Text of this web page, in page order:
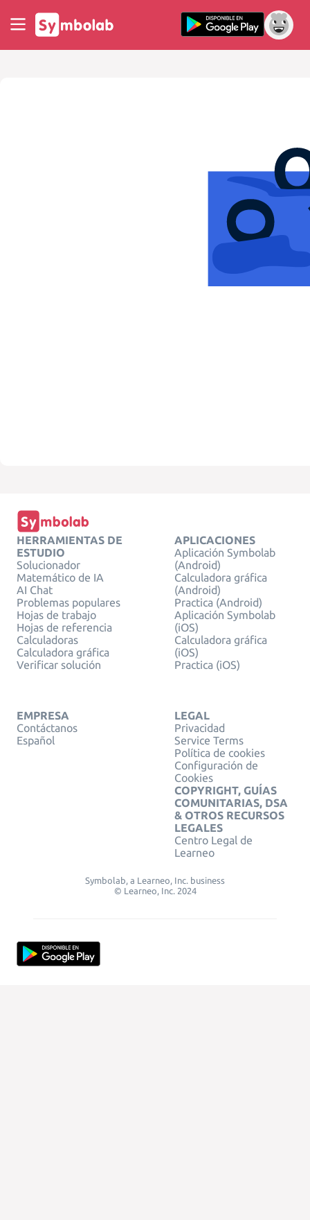
HERRAMIENTAS DE
ESTUDIO
Solucionador
Matemático de IA
AI Chat
Problemas populares
Hojas de trabajo
Hojas de referencia
Calculadoras
Calculadora gráfica
Verificar solución
APLICACIONES
Aplicación Symbolab
(Android)
Calculadora gráfica
(Android)
Practica (Android)
Aplicación Symbolab
(iOS)
Calculadora gráfica
(iOS)
Practica (iOS)
EMPRESA
Contáctanos
Español
LEGAL
Privacidad
Service Terms
Política de cookies
Configuración de
Cookies
COPYRIGHT, GUÍAS
COMUNITARIAS, DSA
& OTROS RECURSOS
LEGALES
Centro Legal de
Learneo
Symbolab, a Learneo, Inc. business
© Learneo, Inc. 2024